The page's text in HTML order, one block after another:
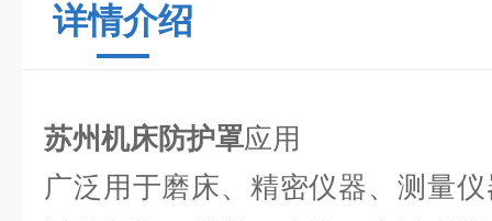
详情介绍
苏州机床防护罩应用
广泛用于磨床、精密仪器、测量